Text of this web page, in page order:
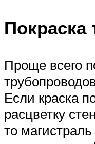
Покраска
Проще всего
Если краска
расцветку
то